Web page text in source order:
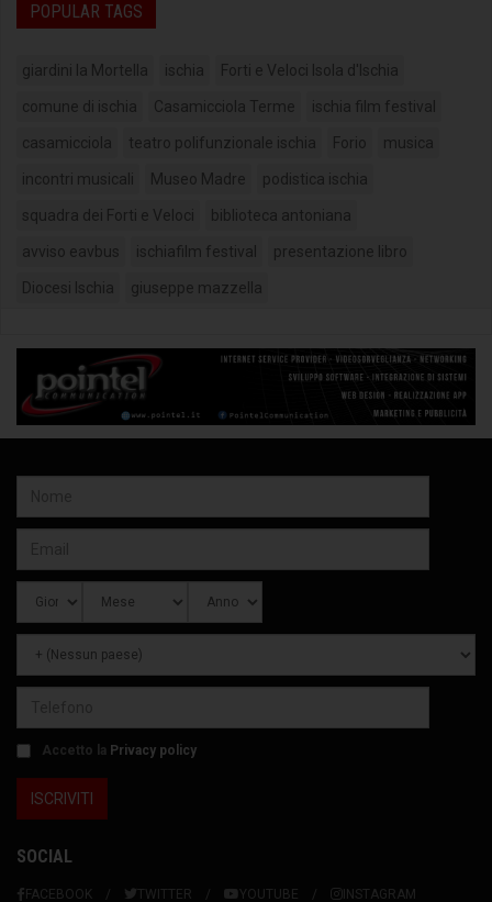
POPULAR TAGS
giardini la Mortella ischia Forti e Veloci Isola d'Ischia
comune di ischia Casamicciola Terme ischia film festival
casamicciola teatro polifunzionale ischia Forio musica
incontri musicali Museo Madre podistica ischia
squadra dei Forti e Veloci biblioteca antoniana
avviso eavbus ischiafilm festival presentazione libro
Diocesi Ischia giuseppe mazzella
Accetto la Privacy policy
SOCIAL
FACEBOOK TWITTER YOUTUBE INSTAGRAM